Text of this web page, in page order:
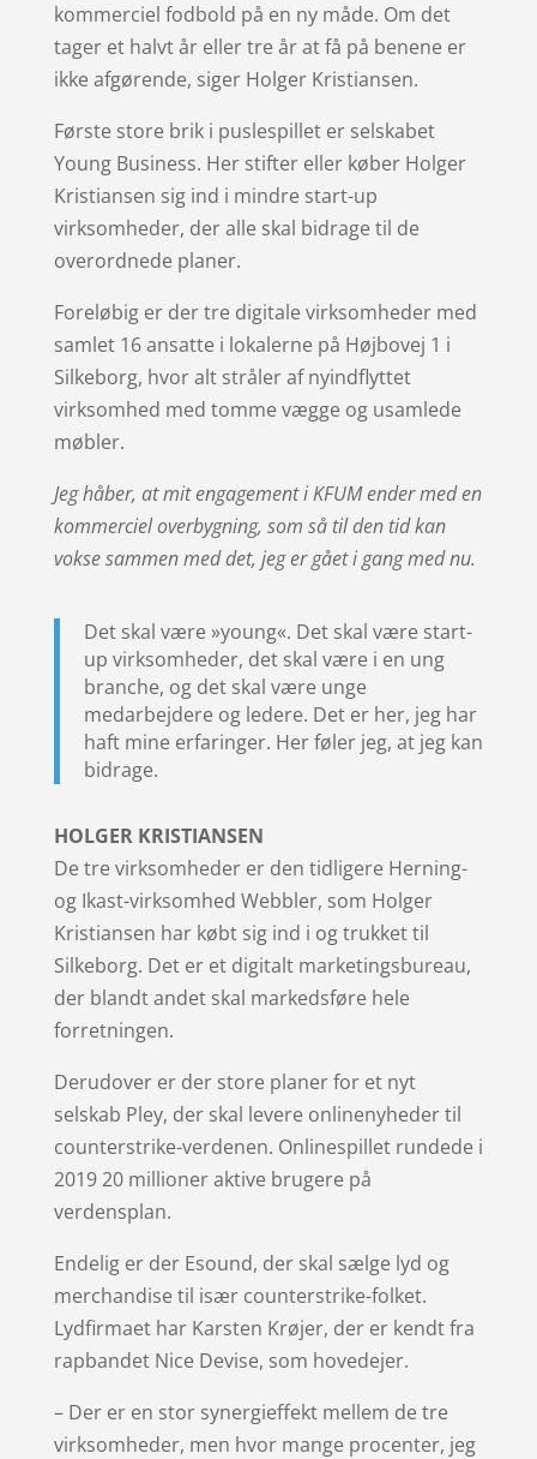
kommerciel fodbold på en ny måde. Om det
tager et halvt år eller tre år at få på benene er
ikke afgørende, siger Holger Kristiansen.
Første store brik i puslespillet er selskabet
Young Business. Her stifter eller køber Holger
Kristiansen sig ind i mindre start-up
virksomheder, der alle skal bidrage til de
overordnede planer.
Foreløbig er der tre digitale virksomheder med
samlet 16 ansatte i lokalerne på Højbovej 1 i
Silkeborg, hvor alt stråler af nyindflyttet
virksomhed med tomme vægge og usamlede
møbler.
Jeg håber, at mit engagement i KFUM ender med en
kommerciel overbygning, som så til den tid kan
vokse sammen med det, jeg er gået i gang med nu.
Det skal være »young«. Det skal være start-
up virksomheder, det skal være i en ung
branche, og det skal være unge
medarbejdere og ledere. Det er her, jeg har
haft mine erfaringer. Her føler jeg, at jeg kan
bidrage.
HOLGER KRISTIANSEN
De tre virksomheder er den tidligere Herning-
og Ikast-virksomhed Webbler, som Holger
Kristiansen har købt sig ind i og trukket til
Silkeborg. Det er et digitalt marketingsbureau,
der blandt andet skal markedsføre hele
forretningen.
Derudover er der store planer for et nyt
selskab Pley, der skal levere onlinenyheder til
counterstrike-verdenen. Onlinespillet rundede i
2019 20 millioner aktive brugere på
verdensplan.
Endelig er der Esound, der skal sælge lyd og
merchandise til især counterstrike-folket.
Lydfirmaet har Karsten Krøjer, der er kendt fra
rapbandet Nice Devise, som hovedejer.
– Der er en stor synergieffekt mellem de tre
virksomheder, men hvor mange procenter, jeg